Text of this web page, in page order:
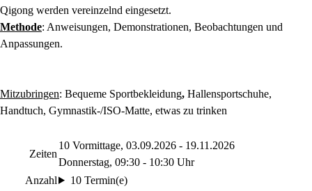
Qigong werden vereinzelnd eingesetzt.
Methode: Anweisungen, Demonstrationen, Beobachtungen und
Anpassungen.
Mitzubringen: Bequeme Sportbekleidung, Hallensportschuhe,
Handtuch, Gymnastik-/ISO-Matte, etwas zu trinken
Zeiten
10 Vormittage, 03.09.2026 - 19.11.2026
Donnerstag, 09:30 - 10:30 Uhr
Anzahl
10 Termin(e)